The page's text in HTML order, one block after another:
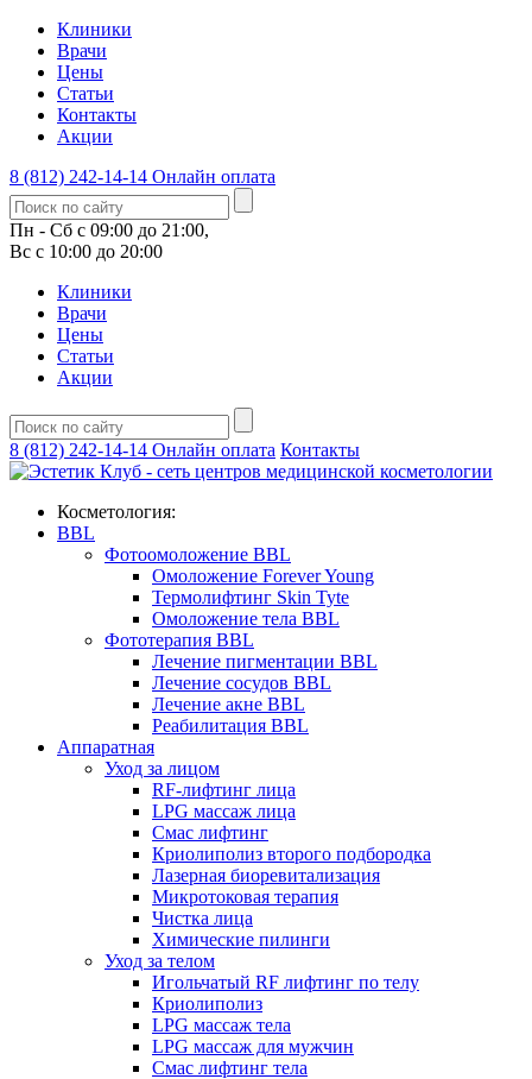
Клиники
Врачи
Цены
Статьи
Контакты
Акции
8 (812) 242-14-14 Онлайн оплата
Пн - Сб с 09:00 до 21:00,
Вс с 10:00 до 20:00
Клиники
Врачи
Цены
Статьи
Акции
8 (812) 242-14-14 Онлайн оплата Контакты
Косметология:
BBL
Фотоомоложение BBL
Омоложение Forever Young
Термолифтинг Skin Tyte
Омоложение тела BBL
Фототерапия BBL
Лечение пигментации BBL
Лечение сосудов BBL
Лечение акне BBL
Реабилитация BBL
Аппаратная
Уход за лицом
RF-лифтинг лица
LPG массаж лица
Смас лифтинг
Криолиполиз второго подбородка
Лазерная биоревитализация
Микротоковая терапия
Чистка лица
Химические пилинги
Уход за телом
Игольчатый RF лифтинг по телу
Криолиполиз
LPG массаж тела
LPG массаж для мужчин
Смас лифтинг тела